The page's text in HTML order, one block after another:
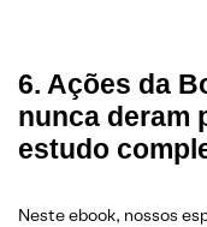
6. Ações da
nunca deram
estudo
Neste ebook, nossos